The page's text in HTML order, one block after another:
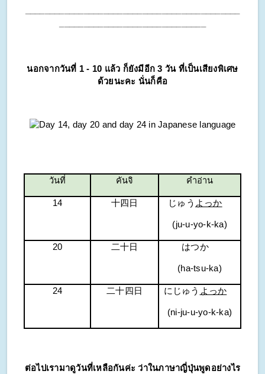
นอกจากวันที่ 1 - 10 แล้ว ก็ยังมีอีก 3 วัน ที่เป็นเสียงพิเศษ
ด้วยนะคะ นั่นก็คือ
วันที่ คันจิ คำอ่าน
14 十四日 じゅう よっか
(ju-u-yo-k-ka)
20 二十日 はつか
(ha-tsu-ka)
24 二十四日 にじゅう よっか
(ni-ju-u-yo-k-ka)
ต่อไปเรามาดูวันที่เหลือกันค่ะ ว่าในภาษาญี่ปุ่นพูดอย่างไร